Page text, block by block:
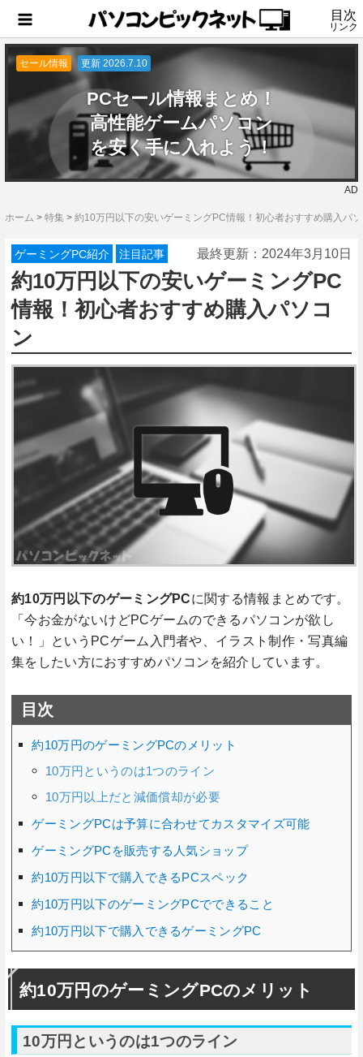
目次
リンク
セール情報 更新 2026.7.10
PCセール情報まとめ！
高性能ゲームパソコン
を安く手に入れよう！
AD
ホーム > 特集 > 約10万円以下の安いゲーミングPC情報！初心者おすすめ購入パ
ゲーミングPC紹介 注目記事 最終更新： 2024年3月10日
約10万円以下の安いゲーミングPC
情報！初心者おすすめ購入パソコ
ン
約10万円以下のゲーミングPCに関する情報まとめです。
「今お金がないけどPCゲームのできるパソコンが欲し
い！」というPCゲーム入門者や、イラスト制作・写真編
集をしたい方におすすめパソコンを紹介しています。
目次
約10万円のゲーミングPCのメリット
10万円というのは1つのライン
10万円以上だと減価償却が必要
ゲーミングPCは予算に合わせてカスタマイズ可能
ゲーミングPCを販売する人気ショップ
約10万円以下で購入できるPCスペック
約10万円以下のゲーミングPCでできること
約10万円以下で購入できるゲーミングPC
約10万円のゲーミングPCのメリット
10万円というのは1つのライン